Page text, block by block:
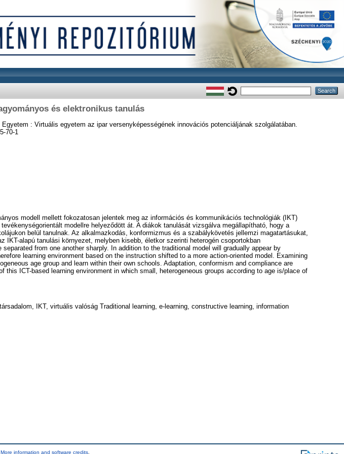
és elektronikus tanulás
Egyetem : Virtuális egyetem az ipar versenyképességének innovációs potenciáljának szolgálatában.
70-1
modell mellett fokozatosan jelentek meg az információs és kommunikációs technológiák (IKT)
modellre helyeződött át. A diákok tanulását vizsgálva megállapítható, hogy a
belül tanulnak. Az alkalmazkodás, konformizmus és a szabálykövetés jellemzi magatartásukat,
alapú tanulási környezet, melyben kisebb, életkor szerinti heterogén csoportokban
from one another sharply. In addition to the traditional model will gradually appear by
learning environment based on the instruction shifted to a more action-oriented model. Examining
age group and learn within their own schools. Adaptation, conformism and compliance are
ICT-based learning environment in which small, heterogeneous groups according to age is/place of
IKT, virtuális valóság Traditional learning, e-learning, constructive learning, information
More information and software credits